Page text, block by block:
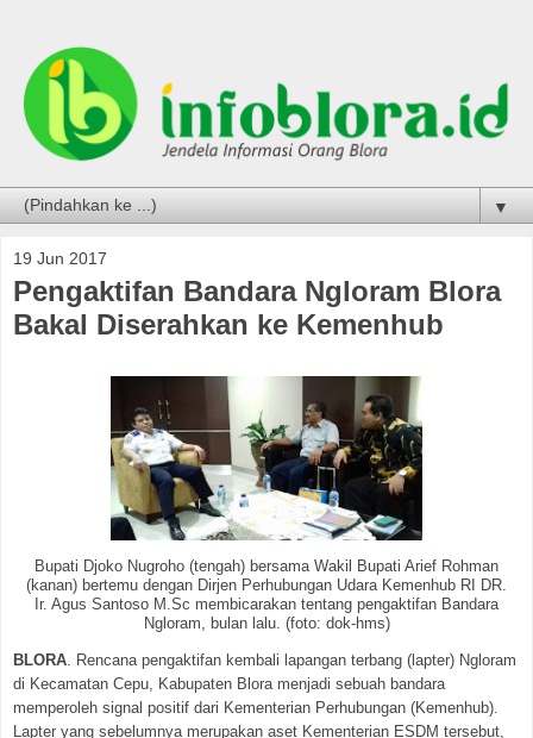
▼
19 Jun 2017
Pengaktifan Bandara Ngloram Blora
Bakal Diserahkan ke Kemenhub
Bupati Djoko Nugroho (tengah) bersama Wakil Bupati Arief Rohman
(kanan) bertemu dengan Dirjen Perhubungan Udara Kemenhub RI DR.
Ir. Agus Santoso M.Sc membicarakan tentang pengaktifan Bandara
Ngloram, bulan lalu. (foto: dok-hms)
BLORA. Rencana pengaktifan kembali lapangan terbang (lapter) Ngloram
di Kecamatan Cepu, Kabupaten Blora menjadi sebuah bandara
memperoleh signal positif dari Kementerian Perhubungan (Kemenhub).
Lapter yang sebelumnya merupakan aset Kementerian ESDM tersebut,